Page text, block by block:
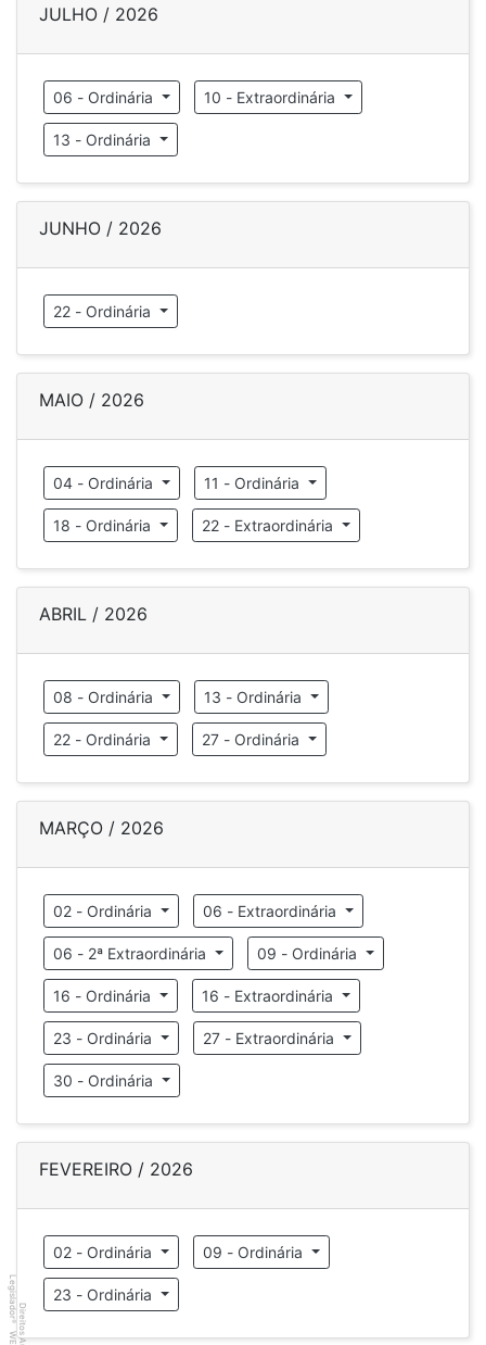
JULHO / 2026
06 - Ordinária 10 - Extraordinária
13 - Ordinária
JUNHO / 2026
22 - Ordinária
MAIO / 2026
04 - Ordinária 11 - Ordinária
18 - Ordinária 22 - Extraordinária
ABRIL / 2026
08 - Ordinária 13 - Ordinária
22 - Ordinária 27 - Ordinária
MARÇO / 2026
02 - Ordinária 06 - Extraordinária
06 - 2ª Extraordinária 09 - Ordinária
16 - Ordinária 16 - Extraordinária
23 - Ordinária 27 - Extraordinária
30 - Ordinária
FEVEREIRO / 2026
02 - Ordinária 09 - Ordinária
23 - Ordinária
Legislador
®